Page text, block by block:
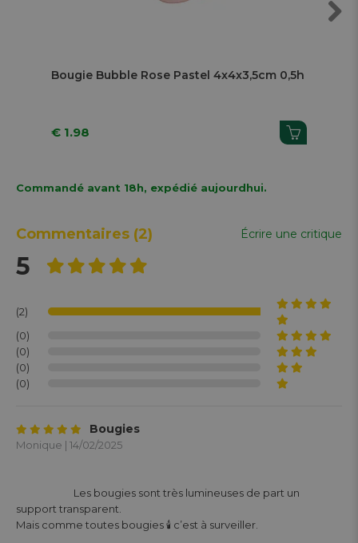
Bougie Bubble Rose Pastel 4x4x3,5cm 0,5h
€ 1.98
Commandé avant 18h, expédié aujourdhui.
Commentaires (2) Écrire une critique
5
(2)
(0)
(0)
(0)
(0)
Bougies
Monique | 14/02/2025
support transparent.
Mais comme toutes bougies 🕯️ c’est à surveiller.